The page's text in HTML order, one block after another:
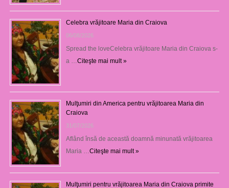
Celebra vrăjitoare Maria din Craiova
06/08/2026
Spread the loveCelebra vrăjitoare Maria din Craiova s-
a …Citeşte mai mult »
Mulţumiri din America pentru vrăjitoarea Maria din
Craiova
31/07/2026
Aflând însă de această doamnă minunată vrăjitoarea
Maria …Citeşte mai mult »
Mulţumiri pentru vrăjitoarea Maria din Craiova primite